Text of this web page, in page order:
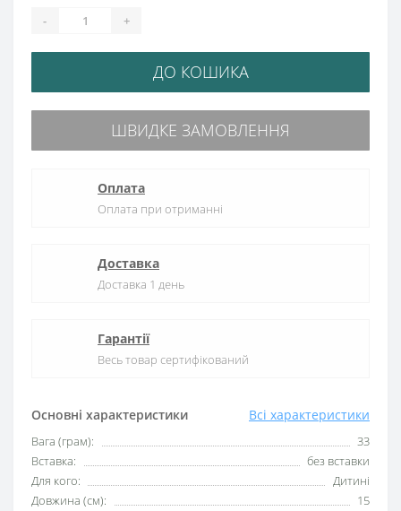
Основні характеристики Всі характеристики
Вага (грам):
33
Вставка:
без вставки
Для кого:
Дитині
Довжина (см):
15
- +
ДО КОШИКА
ШВИДКЕ ЗАМОВЛЕННЯ
Оплата
Оплата при отриманні
Доставка
Доставка 1 день
Гарантії
Весь товар сертифікований